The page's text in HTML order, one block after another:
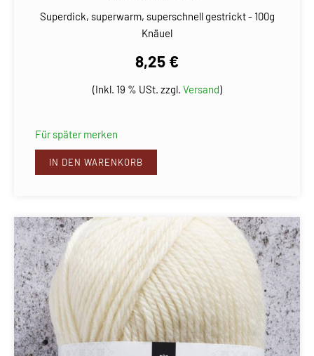
Superdick, superwarm, superschnell gestrickt - 100g
Knäuel
8,25 €
(Inkl. 19 % USt. zzgl. Versand)
Für später merken
IN DEN WARENKORB